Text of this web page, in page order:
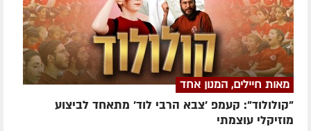
מאות חיילים, המנון אחד
"קולולוד": קעמפ 'צבא הרבי לוד' מתאחד לביצוע
מוזיקלי עוצמתי